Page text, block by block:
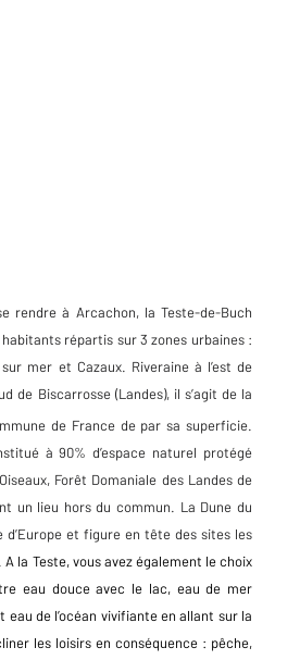
rendre à Arcachon, la Teste-de-Buch
répartis sur 3 zones urbaines :
mer et Cazaux. Riveraine à l’est de
de Biscarrosse (Landes), il s’agit de la
de France de par sa superficie.
à 90% d’espace naturel protégé
Forêt Domaniale des Landes de
un lieu hors du commun. La Dune du
d’Europe et figure en tête des sites les
A la Teste, vous avez également le choix
eau douce avec le lac, eau de mer
eau de l’océan vivifiante en allant sur la
les loisirs en conséquence : pêche,